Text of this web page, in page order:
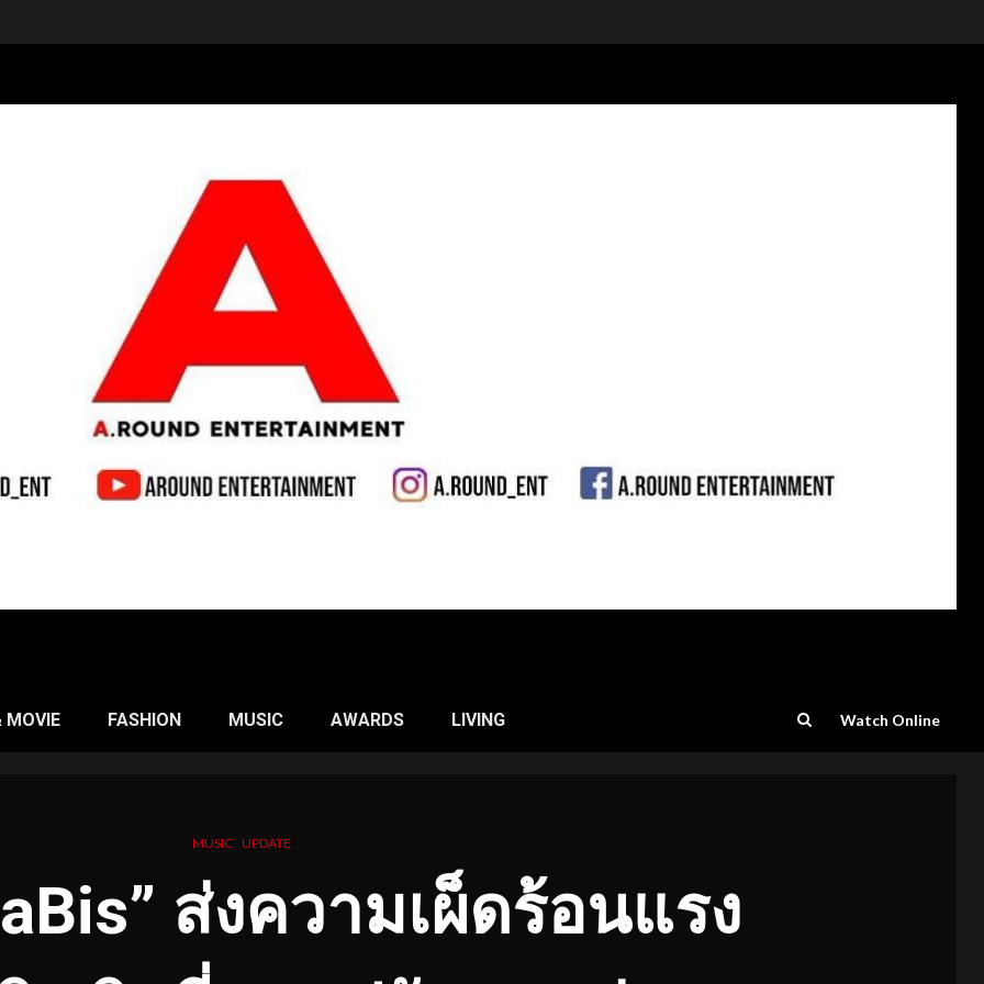
MOVIE FASHION MUSIC AWARDS LIVING Watch Online
MUSIC UPDATE
ส่งความเผ็ดร้อนแรง